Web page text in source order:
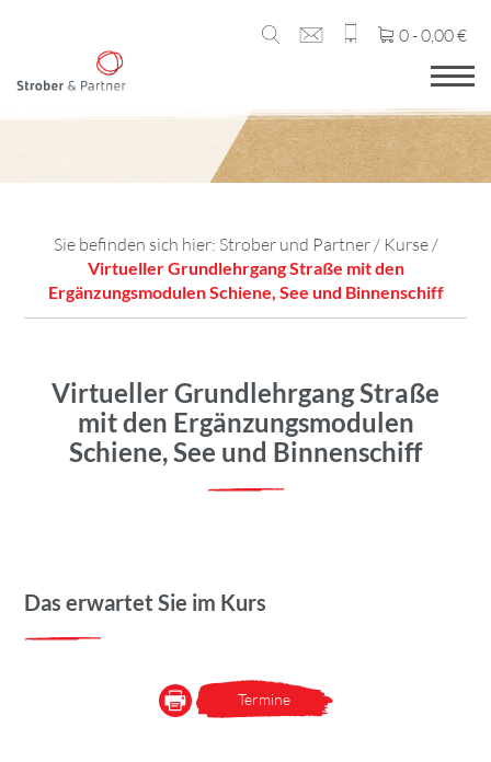
0 -0,00€
Sie befinden sich hier: Strober und Partner/ Kurse/
Virtueller Grundlehrgang Straße mit den
Ergänzungsmodulen Schiene, See und Binnenschiff
Virtueller Grundlehrgang Straße
mit den Ergänzungsmodulen
Schiene, See und Binnenschiff
Das erwartet Sie im Kurs
Termine